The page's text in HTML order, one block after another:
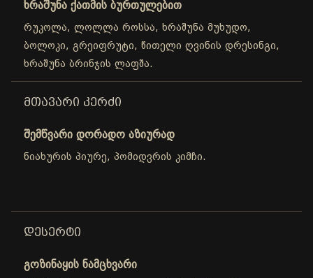
ხრაშუნა ქათმის ბურთულებით
რუკოლა, ლოლლა როსსა, ხრაშუნა მუხუდო,
ბოლოკი, გრეიფრუტი, წითელი ღვინის დრესინგი,
ხრაშუნა ბრინჯის ლაფშა.
ᲛᲗᲐᲕᲐᲠᲘ ᲙᲔᲠᲫᲘ
შემწვარი დორადო აზიურად
ნიახურის პიურე, პომიდვრის კიმჩი.
ᲓᲔᲡᲔᲠᲢᲘ
გოზინაყის ნამცხვარი